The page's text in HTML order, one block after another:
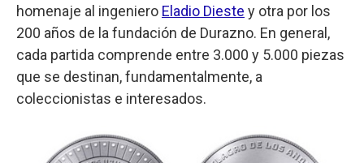
homenaje al ingeniero Eladio Dieste y otra por los
200 años de la fundación de Durazno. En general,
cada partida comprende entre 3.000 y 5.000 piezas
que se destinan, fundamentalmente, a
coleccionistas e interesados.